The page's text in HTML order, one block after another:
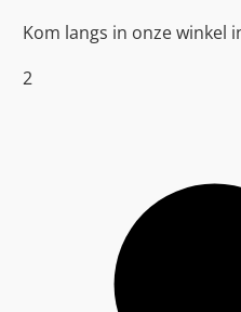
Kom langs in onze winkel
2